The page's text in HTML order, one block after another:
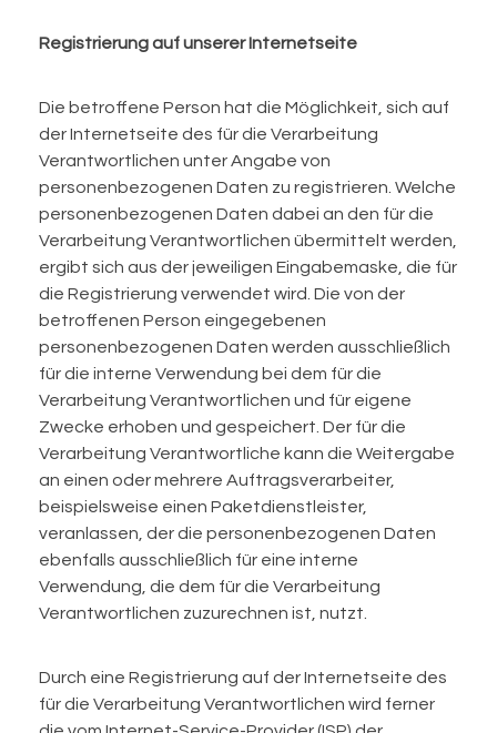
Registrierung auf unserer Internetseite
Die betroffene Person hat die Möglichkeit, sich auf
der Internetseite des für die Verarbeitung
Verantwortlichen unter Angabe von
personenbezogenen Daten zu registrieren. Welche
personenbezogenen Daten dabei an den für die
Verarbeitung Verantwortlichen übermittelt werden,
ergibt sich aus der jeweiligen Eingabemaske, die für
die Registrierung verwendet wird. Die von der
betroffenen Person eingegebenen
personenbezogenen Daten werden ausschließlich
für die interne Verwendung bei dem für die
Verarbeitung Verantwortlichen und für eigene
Zwecke erhoben und gespeichert. Der für die
Verarbeitung Verantwortliche kann die Weitergabe
an einen oder mehrere Auftragsverarbeiter,
beispielsweise einen Paketdienstleister,
veranlassen, der die personenbezogenen Daten
ebenfalls ausschließlich für eine interne
Verwendung, die dem für die Verarbeitung
Verantwortlichen zuzurechnen ist, nutzt.
Durch eine Registrierung auf der Internetseite des
für die Verarbeitung Verantwortlichen wird ferner